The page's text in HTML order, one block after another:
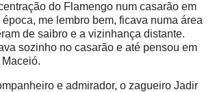
do Flamengo num casarão em
me lembro bem, ficava numa área
de saibro e a vizinhança distante.
sozinho no casarão e até pensou em
e admirador, o zagueiro Jadir